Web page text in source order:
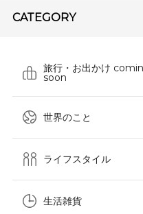
CATEGORY
旅行・お出かけ
soon
世界のこと
ライフスタイル
生活雑貨